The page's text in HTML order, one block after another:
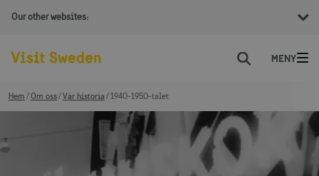
Our other websites:
Sök
Hem Om oss Vår historia 1940-1950-talet